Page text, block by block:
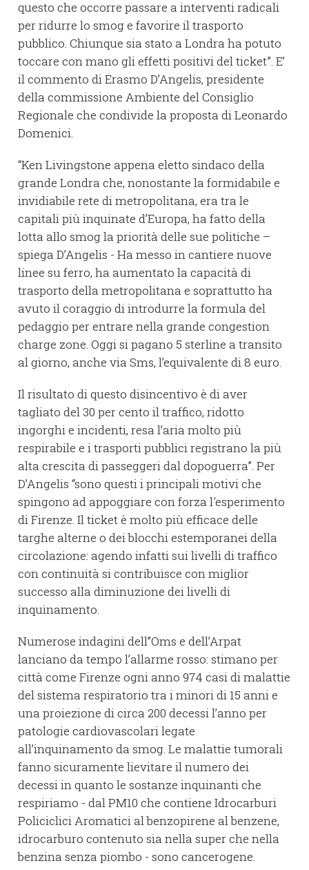
questo che occorre passare a interventi radicali
per ridurre lo smog e favorire il trasporto
pubblico. Chiunque sia stato a Londra ha potuto
toccare con mano gli effetti positivi del ticket”. E’
il commento di Erasmo D’Angelis, presidente
della commissione Ambiente del Consiglio
Regionale che condivide la proposta di Leonardo
Domenici.
“Ken Livingstone appena eletto sindaco della
grande Londra che, nonostante la formidabile e
invidiabile rete di metropolitana, era tra le
capitali più inquinate d’Europa, ha fatto della
lotta allo smog la priorità delle sue politiche –
spiega D’Angelis - Ha messo in cantiere nuove
linee su ferro, ha aumentato la capacità di
trasporto della metropolitana e soprattutto ha
avuto il coraggio di introdurre la formula del
pedaggio per entrare nella grande congestion
charge zone. Oggi si pagano 5 sterline a transito
al giorno, anche via Sms, l’equivalente di 8 euro.
Il risultato di questo disincentivo è di aver
tagliato del 30 per cento il traffico, ridotto
ingorghi e incidenti, resa l’aria molto più
respirabile e i trasporti pubblici registrano la più
alta crescita di passeggeri dal dopoguerra”. Per
D’Angelis “sono questi i principali motivi che
spingono ad appoggiare con forza l'esperimento
di Firenze. Il ticket è molto più efficace delle
targhe alterne o dei blocchi estemporanei della
circolazione: agendo infatti sui livelli di traffico
con continuità si contribuisce con miglior
successo alla diminuzione dei livelli di
inquinamento.
Numerose indagini dell’’Oms e dell’Arpat
lanciano da tempo l’allarme rosso: stimano per
città come Firenze ogni anno 974 casi di malattie
del sistema respiratorio tra i minori di 15 anni e
una proiezione di circa 200 decessi l’anno per
patologie cardiovascolari legate
all’inquinamento da smog. Le malattie tumorali
fanno sicuramente lievitare il numero dei
decessi in quanto le sostanze inquinanti che
respiriamo - dal PM10 che contiene Idrocarburi
Policiclici Aromatici al benzopirene al benzene,
idrocarburo contenuto sia nella super che nella
benzina senza piombo - sono cancerogene.